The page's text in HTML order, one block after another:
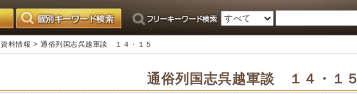
資料情報 > 通俗列国志呉越軍談 １４・１５
通俗列国志呉越軍談 １４・１５